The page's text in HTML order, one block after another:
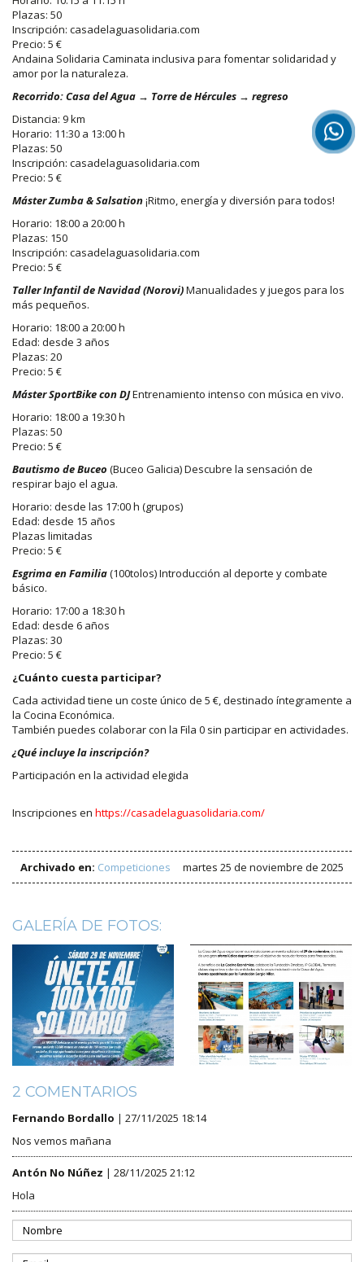
Plazas: 50
Inscripción: casadelaguasolidaria.com
Precio: 5 €
Andaina Solidaria Caminata inclusiva para fomentar solidaridad y
amor por la naturaleza.
Recorrido: Casa del Agua → Torre de Hércules → regreso
Distancia: 9 km
Horario: 11:30 a 13:00 h
Plazas: 50
Inscripción: casadelaguasolidaria.com
Precio: 5 €
Máster Zumba & Salsation¡Ritmo, energía y diversión para todos!
Horario: 18:00 a 20:00 h
Plazas: 150
Inscripción: casadelaguasolidaria.com
Precio: 5 €
Taller Infantil de Navidad (Norovi)Manualidades y juegos para los
más pequeños.
Horario: 18:00 a 20:00 h
Edad: desde 3 años
Plazas: 20
Precio: 5 €
Máster SportBike con DJEntrenamiento intenso con música en vivo.
Horario: 18:00 a 19:30 h
Plazas: 50
Precio: 5 €
Bautismo de Buceo (Buceo Galicia) Descubre la sensación de
respirar bajo el agua.
Horario: desde las 17:00 h (grupos)
Edad: desde 15 años
Plazas limitadas
Precio: 5 €
Esgrima en Familia(100tolos) Introducción al deporte y combate
básico.
Horario: 17:00 a 18:30 h
Edad: desde 6 años
Plazas: 30
Precio: 5 €
¿Cuánto cuesta participar?
Cada actividad tiene un coste único de 5 €, destinado íntegramente a
la Cocina Económica.
También puedes colaborar con la Fila 0 sin participar en actividades.
¿Qué incluye la inscripción?
Participación en la actividad elegida
Inscripciones en https://casadelaguasolidaria.com/
Archivado en: Competiciones martes 25 de noviembre de 2025
GALERÍA DE FOTOS:
2 COMENTARIOS
Fernando Bordallo | 27/11/2025 18:14
Nos vemos mañana
Antón No Núñez | 28/11/2025 21:12
Hola